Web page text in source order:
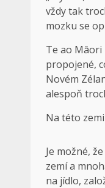
vždy tak
mozku se
Te ao Māori
propojené,
Novém
alespoň
Na této
Je možné,
zemí a
na jídlo,